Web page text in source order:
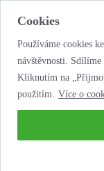
Cookies
Používáme cookies
návštěvnosti. Sdílíme
Kliknutím na
použitím. Více o